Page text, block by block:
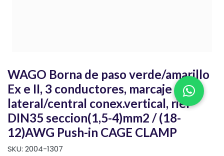
WAGO Borna de paso verde/amarillo
Ex e II, 3 conductores, marcaje
lateral/central conex.vertical, riel
DIN35 seccion(1,5-4)mm2 / (18-
12)AWG Push-in CAGE CLAMP
SKU: 2004-1307